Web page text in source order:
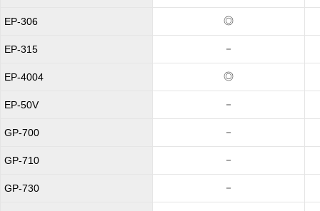
EP-306 ◎
EP-315 －
EP-4004 ◎
EP-50V －
GP-700 －
GP-710 －
GP-730 －